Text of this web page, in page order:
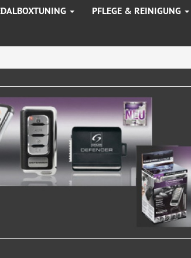
PFLEGE & REINIGUNG